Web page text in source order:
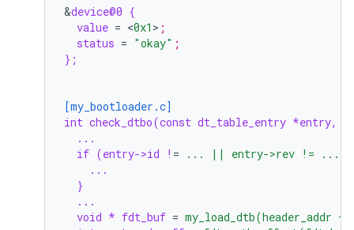
&device@0 {
value = <0x1 > ;
status = "okay" ;
};
[my_bootloader.c]
int check_dtbo(const dt_table_entry *entry,
...
if (entry->id ! =
... || entry->rev != ...)
...
}
...
void * fdt_buf =